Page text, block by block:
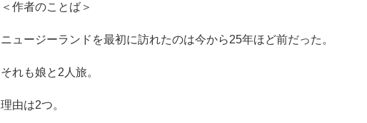
＜作者のことば＞
ニュージーランドを最初に訪れたのは今から25年ほど前だった。
それも娘と2人旅。
理由は2つ。